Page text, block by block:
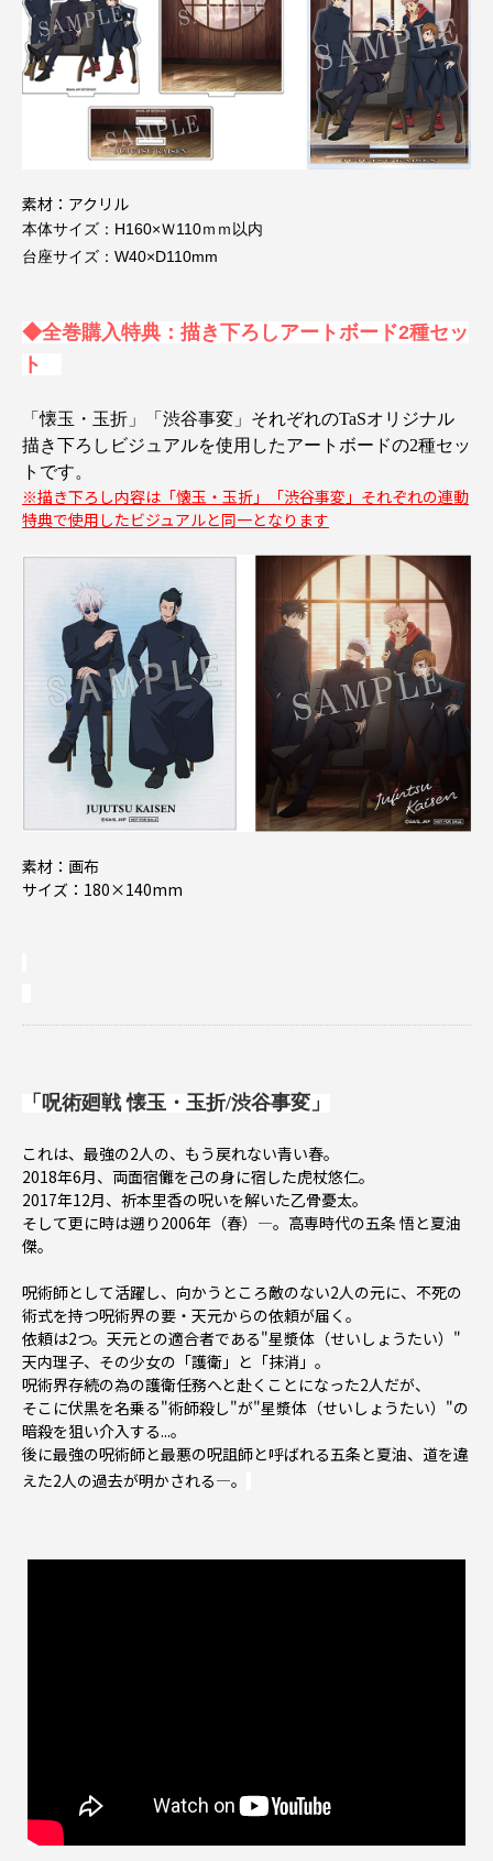
素材：アクリル
本体サイズ：H160×Ｗ110ｍｍ以内
台座サイズ：W40×D110mm
◆全巻購入特典：描き下ろしアートボード2種セッ
ト
「懐玉・玉折」「渋谷事変」それぞれのTaSオリジナル
描き下ろしビジュアルを使用したアートボードの2種セッ
トです。
※描き下ろし内容は「懐玉・玉折」「渋谷事変」それぞれの連動
特典で使用したビジュアルと同一となります
素材：画布
サイズ：180×140mm
「呪術廻戦 懐玉・玉折/渋谷事変」
これは、最強の2人の、もう戻れない青い春。
2018年6月、両面宿儺を己の身に宿した虎杖悠仁。
2017年12月、祈本里香の呪いを解いた乙骨憂太。
そして更に時は遡り2006年（春）—。高専時代の五条 悟と夏油
傑。
呪術師として活躍し、向かうところ敵のない2人の元に、不死の
術式を持つ呪術界の要・天元からの依頼が届く。
依頼は2つ。天元との適合者である"星漿体（せいしょうたい）"
天内理子、その少女の「護衛」と「抹消」。
呪術界存続の為の護衛任務へと赴くことになった2人だが、
そこに伏黒を名乗る"術師殺し"が"星漿体（せいしょうたい）"の
暗殺を狙い介入する...。
後に最強の呪術師と最悪の呪詛師と呼ばれる五条と夏油、道を違
えた2人の過去が明かされる―。